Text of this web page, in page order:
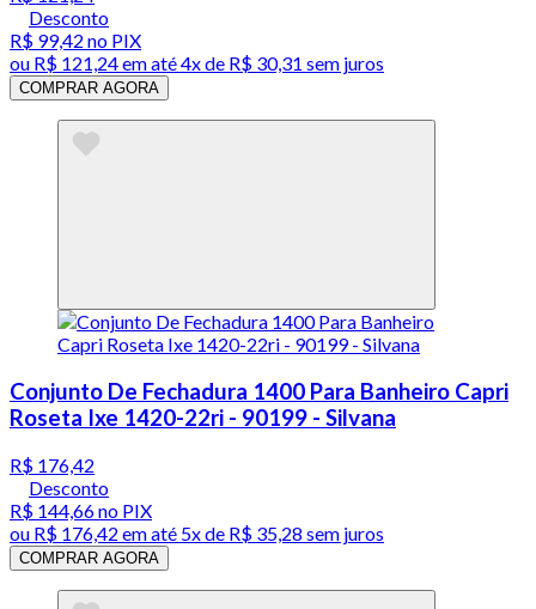
Desconto
R$ 99,42 no PIX
ou R$ 121,24em até4x de R$ 30,31 sem juros
COMPRAR AGORA
Conjunto De Fechadura 1400 Para Banheiro Capri
Roseta Ixe 1420-22ri - 90199 - Silvana
R$ 176,42
Desconto
R$ 144,66no PIX
ou R$ 176,42 em até 5x de R$ 35,28 sem juros
COMPRAR AGORA